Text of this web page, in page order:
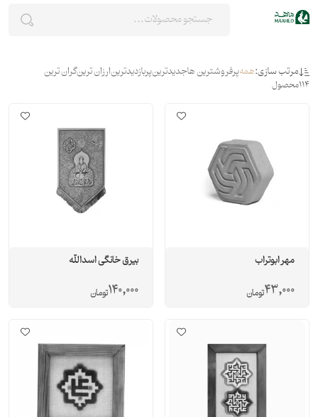
مرتب سازی:همهپرفروشترین هاجدیدترینپربازدیدترینارزان ترینگران ترین
114محصول
مهر ابوتراب
43,000تومان
بیرق خانگی اسدالله
140,000تومان